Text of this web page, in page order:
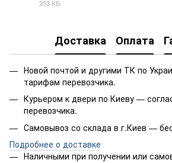
253 КБ
Доставка Оплата
Новой почтой и другими ТК по
тарифам перевозчика.
Курьером к двери по Киеву —
перевозчика.
Самовывоз со склада в г.Киев —
Подробнее о доставке
Наличными при получении или